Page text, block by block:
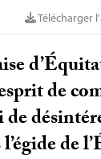
Télécharger
de
de